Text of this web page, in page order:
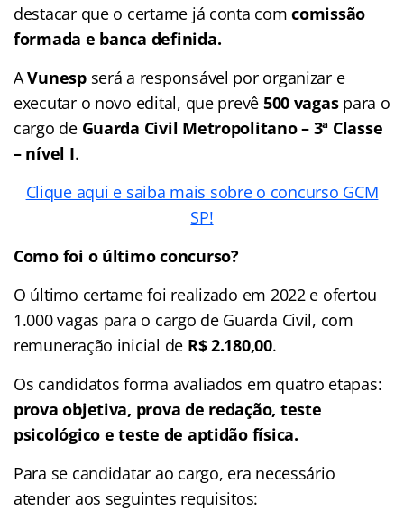
destacar que o certame já conta comcomissão
formada e banca definida.
AVunesp será a responsável por organizar e
executar o novo edital, que prevê 500 vagaspara o
cargo de Guarda Civil Metropolitano – 3ª Classe
– nível I.
Clique aqui e saiba mais sobre o concurso GCM
SP!
Como foi o último concurso?
O último certame foi realizado em 2022 e ofertou
1.000 vagas para o cargo de Guarda Civil, com
remuneração inicial de R$ 2.180,00.
Os candidatos forma avaliados em quatro etapas:
prova objetiva, prova de redação, teste
psicológico e teste de aptidão física.
Para se candidatar ao cargo, era necessário
atender aos seguintes requisitos: